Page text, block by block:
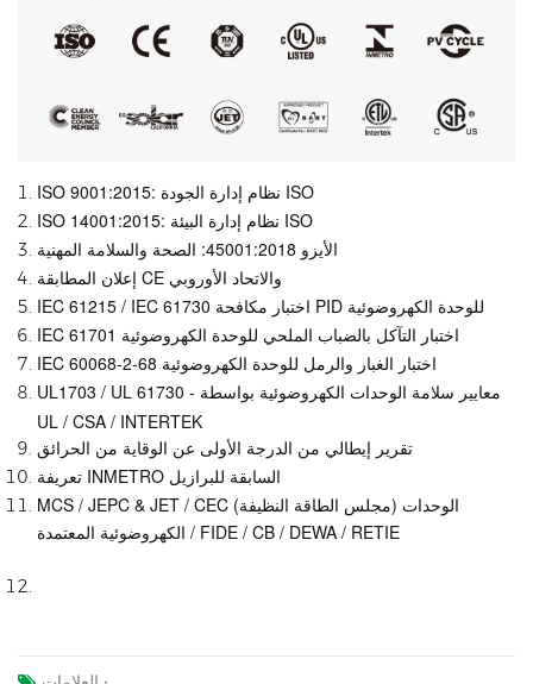
ISO 9001:2015: نظام إدارة الجودة ISO
ISO 14001:2015: نظام إدارة البيئة ISO
الأيزو 45001:2018: الصحة والسلامة المهنية
إعلان المطابقة CE والاتحاد الأوروبي
IEC 61215 / IEC 61730 اختبار مكافحة PID للوحدة الكهروضوئية
IEC 61701 اختبار التآكل بالضباب الملحي للوحدة الكهروضوئية
IEC 60068-2-68 اختبار الغبار والرمل للوحدة الكهروضوئية
UL1703 / UL 61730 - معايير سلامة الوحدات الكهروضوئية بواسطة
UL / CSA / INTERTEK
تقرير إيطالي من الدرجة الأولى عن الوقاية من الحرائق
تعريفة INMETRO السابقة للبرازيل
MCS / JEPC & JET / CEC (مجلس الطاقة النظيفة) الوحدات
الكهروضوئية المعتمدة / FIDE / CB / DEWA / RETIE